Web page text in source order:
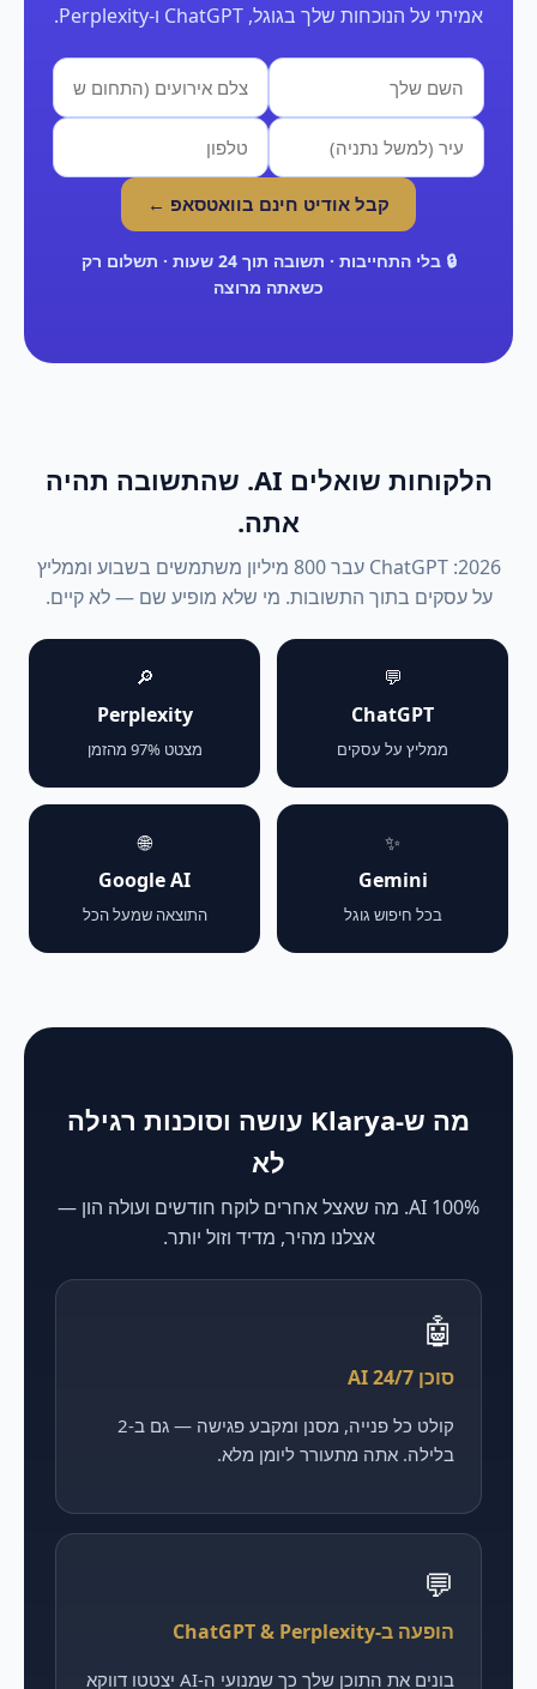
אמיתי על הנוכחות שלך בגוגל, ChatGPT ו-Perplexity.
קבל אודיט חינם בוואטסאפ ←
🔒 בלי התחייבות · תשובה תוך 24 שעות · תשלום רק
כשאתה מרוצה
הלקוחות שואלים AI. שהתשובה תהיה
אתה.
2026: ChatGPT עבר 800 מיליון משתמשים בשבוע וממליץ
על עסקים בתוך התשובות. מי שלא מופיע שם — לא קיים.
💬
ChatGPT
ממליץ על עסקים
🔎
Perplexity
מצטט 97% מהזמן
✨
Gemini
בכל חיפוש גוגל
🌐
Google AI
התוצאה שמעל הכל
מה ש-Klarya עושה וסוכנות רגילה
לא
100% AI. מה שאצל אחרים לוקח חודשים ועולה הון —
אצלנו מהיר, מדיד וזול יותר.
🤖
סוכן AI 24/7
קולט כל פנייה, מסנן ומקבע פגישה — גם ב-2
בלילה. אתה מתעורר ליומן מלא.
💬
הופעה ב-ChatGPT & Perplexity
בונים את התוכן שלך כך שמנועי ה-AI יצטטו דווקא